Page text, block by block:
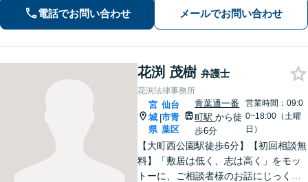
対応(法律相談は完全予約制)】各分野で
専門性の高い弁護士が寄り添い解決を
電話でお問い合わせ メールでお問い合わせ
花渕 茂樹 弁護士
花渕法律事務所
宮
城
県
|
仙台
市青
葉区
青葉通一番
町駅から徒
歩6分
営業時間：09:0
0~18:00（土曜
日）
【大町西公園駅徒歩6分】【初回相談無
料】「敷居は低く、志は高く」をモッ
トーに、ご相談者様のお話にじっくり